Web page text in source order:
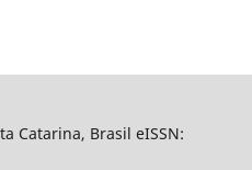
Catarina, Brasil eISSN: